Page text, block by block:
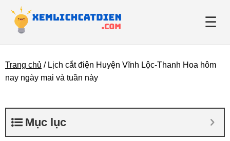
☰
Giới thiệu
Tin tức
Trang chủ / Lịch cắt điện Huyện Vĩnh Lộc-Thanh Hoa hôm
nay ngày mai và tuần này
Mục lục